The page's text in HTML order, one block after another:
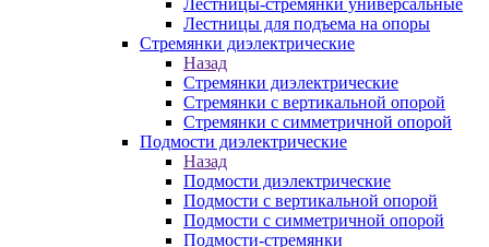
Лестницы-стремянки универсальные
Лестницы для подъема на опоры
Стремянки диэлектрические
Назад
Стремянки диэлектрические
Стремянки с вертикальной опорой
Стремянки с симметричной опорой
Подмости диэлектрические
Назад
Подмости диэлектрические
Подмости с вертикальной опорой
Подмости с симметричной опорой
Подмости-стремянки